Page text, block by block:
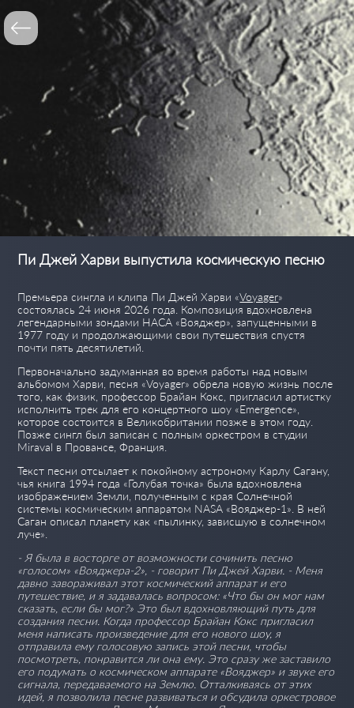
Пи Джей Харви выпустила космическую песню
Премьера сингла и клипа Пи Джей Харви «Voyager»
состоялась 24 июня 2026 года. Композиция вдохновлена
легендарными зондами НАСА «Вояджер», запущенными в
1977 году и продолжающими свои путешествия спустя
почти пять десятилетий.
Первоначально задуманная во время работы над новым
альбомом Харви, песня «Voyager» обрела новую жизнь после
того, как физик, профессор Брайан Кокс, пригласил артистку
исполнить трек для его концертного шоу «Emergence»,
которое состоится в Великобритании позже в этом году.
Позже сингл был записан с полным оркестром в студии
Miraval в Провансе, Франция.
Текст песни отсылает к покойному астроному Карлу Сагану,
чья книга 1994 года «Голубая точка» была вдохновлена ​​
изображением Земли, полученным с края Солнечной
системы космическим аппаратом NASA «Вояджер-1». В ней
Саган описал планету как «пылинку, зависшую в солнечном
луче».
- Я была в восторге от возможности сочинить песню
«голосом» «Вояджера-2», - говорит Пи Джей Харви. - Меня
давно завораживал этот космический аппарат и его
путешествие, и я задавалась вопросом: «Что бы он мог нам
сказать, если бы мог?» Это был вдохновляющий путь для
создания песни. Когда профессор Брайан Кокс пригласил
меня написать произведение для его нового шоу, я
отправила ему голосовую запись этой песни, чтобы
посмотреть, понравится ли она ему. Это сразу же заставило
его подумать о космическом аппарате «Вояджер» и звуке его
сигнала, передаваемого на Землю. Отталкиваясь от этих
идей, я позволила песне развиваться и обсудила оркестровое